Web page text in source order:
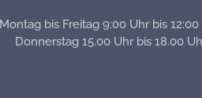
Montag bis Freitag 9:00 Uhr bis
Donnerstag 15.00 Uhr bis 18.00